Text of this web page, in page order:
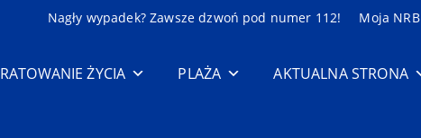
Nagły wypadek? Zawsze dzwoń pod numer 112! Moja NRB
RATOWANIE ŻYCIA PLAŻA AKTUALNA STRONA